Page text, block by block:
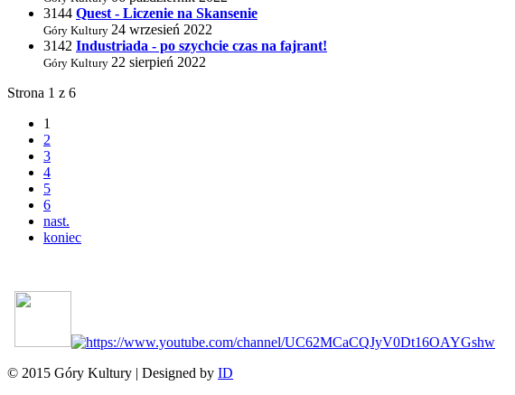
3144 Quest - Liczenie na Skansenie
Góry Kultury 24 wrzesień 2022
3142 Industriada - po szychcie czas na fajrant!
Góry Kultury 22 sierpień 2022
Strona 1 z 6
1
2
3
4
5
6
nast.
koniec
© 2015 Góry Kultury | Designed by ID